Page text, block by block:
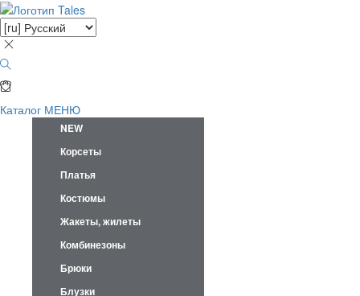
Каталог МЕНЮ
NEW
Корсеты
Платья
Костюмы
Жакеты, жилеты
Комбинезоны
Брюки
Блузки